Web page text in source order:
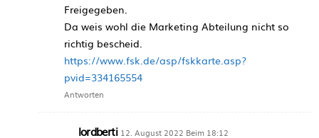
Freigegeben.
Da weis wohl die Marketing Abteilung nicht so
richtig bescheid.
https://www.fsk.de/asp/fskkarte.asp?
pvid=334165554
Antworten
lordberti 12. August 2022 Beim 18:12